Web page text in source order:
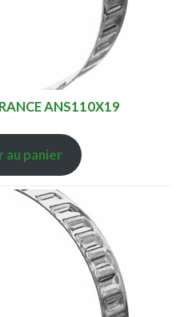
ANS110X19
au panier